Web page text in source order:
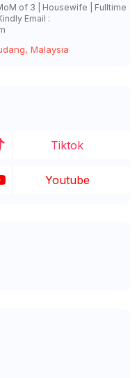
of 3 | Housewife | Fulltime
Email :
Malaysia
Tiktok
Youtube